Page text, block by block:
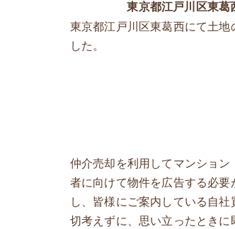
東京都江戸川区東葛
東京都江戸川区東葛西にて土地
した。
仲介売却を利用してマンショ
者に向けて物件を広告する必
し、皆様にご案内している自
切考えずに、思い立ったときに